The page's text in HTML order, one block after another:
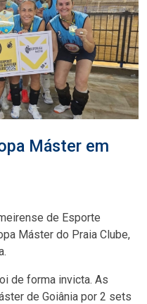
Máster em
de Esporte
Máster do Praia Clube,
de forma invicta. As
de Goiânia por 2 sets